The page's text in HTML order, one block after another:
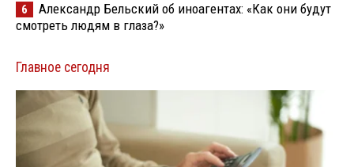
6
Александр Бельский об иноагентах: «Как они будут
смотреть людям в глаза?»
Главное сегодня